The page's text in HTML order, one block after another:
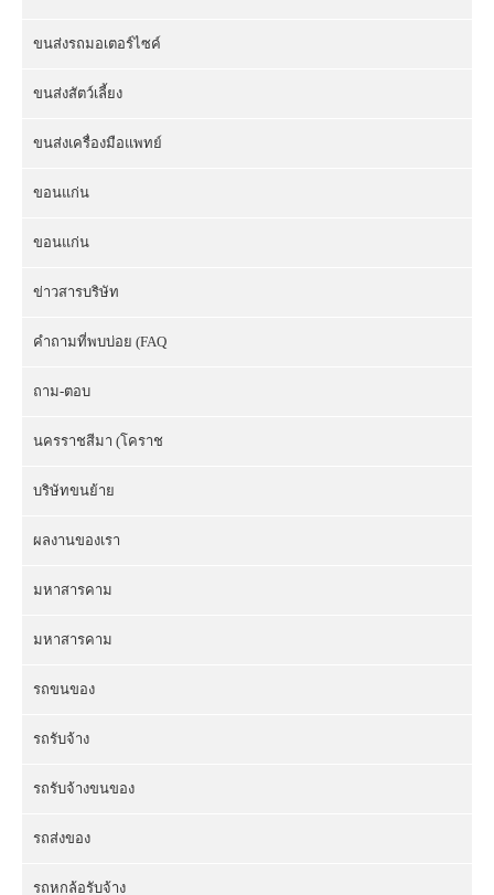
ขนส่งรถมอเตอร์ไซค์
ขนส่งสัตว์เลี้ยง
ขนส่งเครื่องมือแพทย์
ขอนแก่น
ขอนแก่น
ข่าวสารบริษัท
คำถามที่พบบ่อย (FAQ
ถาม-ตอบ
นครราชสีมา (โคราช
บริษัทขนย้าย
ผลงานของเรา
มหาสารคาม
มหาสารคาม
รถขนของ
รถรับจ้าง
รถรับจ้างขนของ
รถส่งของ
รถหกล้อรับจ้าง